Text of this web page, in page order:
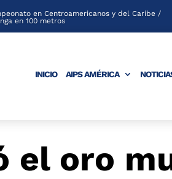
en Centroamericanos y del Caribe /
en 100 metros
INICIO AIPS AMÉRICA
el oro